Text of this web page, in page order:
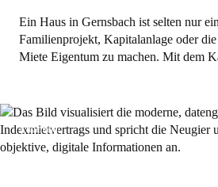
Ein Haus in Gernsbach ist selten nur
Familienprojekt, Kapitalanlage oder
Miete Eigentum zu machen. Mit dem
Allgemein